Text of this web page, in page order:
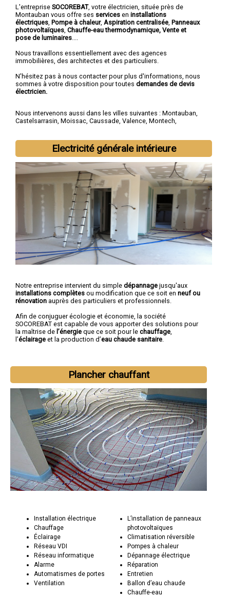
L'entreprise SOCOREBAT, votre électricien , située près de
Montauban vous offre ses services en installations
électriques Pompe à chaleur, Aspiration centralisée Panneaux
photovoltaïques Chauffe-eau thermodynamique, Vente et
pose de luminaires
Nous travaillons essentiellement avec des agences
immobilières, des architectes et des particuliers.
N'hésitez pas à nous contacter pour plus d'informations, nous
sommes à votre disposition pour toutes demandes de devis
électricien.
Nous intervenons aussi dans les villes suivantes : Montauban,
Castelsarrasin, Moissac, Caussade, Valence, Montech,
Electricité générale intérieure
Notre entreprise intervient du simple dépannage jusqu'aux
installations complètes ou modification que ce soit en neuf ou
rénovation auprès des particuliers et professionnels.
Afin de conjuguer écologie et économie, la société
SOCOREBAT est capable de vous apporter des solutions pour
la maîtrise de l’énergie que ce soit pour le chauffage
l’éclairage et la production d’eau chaude sanitaire
Plancher chauffant
Installation électrique
Chauffage
Éclairage
Réseau VDI
Réseau informatique
Alarme
Automatismes de portes
Ventilation
L’installation de panneaux
photovoltaïques
Climatisation réversible
Pompes à chaleur
Dépannage électrique
Réparation
Entretien
Ballon d’eau chaude
Chauffe-eau